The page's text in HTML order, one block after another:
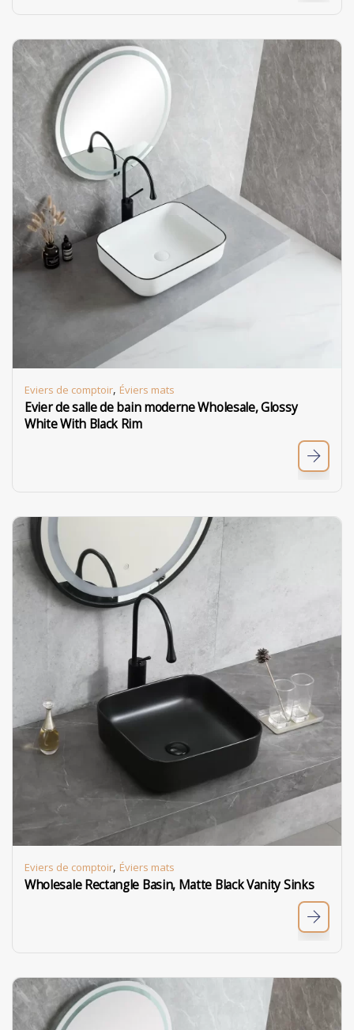
Eviers de comptoir, Éviers mats
Evier de salle de bain moderne Wholesale, Glossy
White With Black Rim
Eviers de comptoir, Éviers mats
Wholesale Rectangle Basin, Matte Black Vanity Sinks